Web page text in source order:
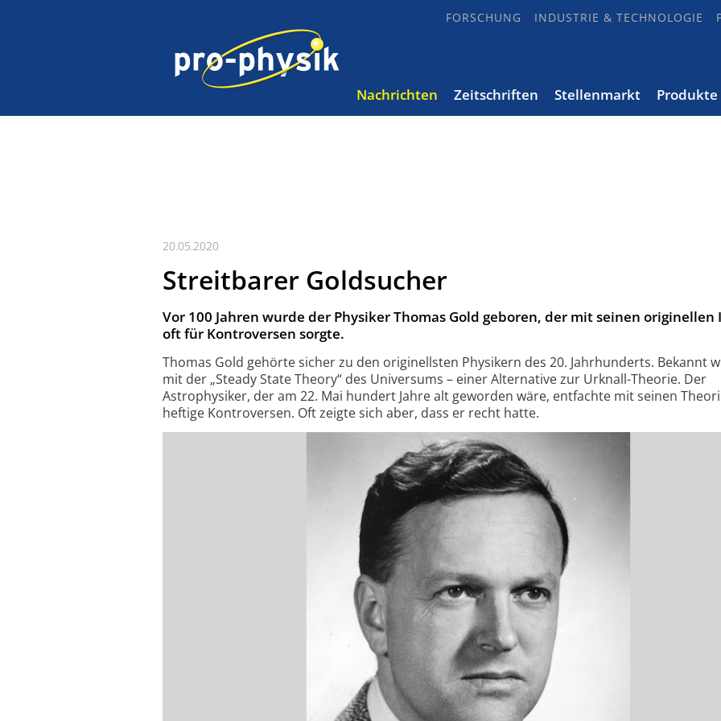
FORSCHUNG INDUSTRIE & TECHNOLOGIE
Nachrichten Zeitschriften Stellenmarkt Produkte
20.05.2020
Streitbarer Goldsucher
Vor 100 Jahren wurde der Physiker Thomas Gold geboren, der mit seinen originellen
oft für Kontroversen sorgte.
Thomas Gold gehörte sicher zu den originellsten Physikern des 20. Jahrhunderts. Bekannt
mit der „Steady State Theory“ des Universums – einer Alternative zur Urknall-Theorie. Der
Astrophysiker, der am 22. Mai hundert Jahre alt geworden wäre, entfachte mit seinen
heftige Kontroversen. Oft zeigte sich aber, dass er recht hatte.